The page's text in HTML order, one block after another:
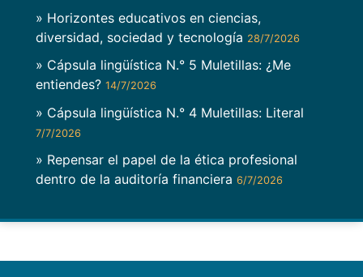
» Horizontes educativos en ciencias,
diversidad, sociedad y tecnología 28/7/2026
» Cápsula lingüística N.° 5 Muletillas: ¿Me
entiendes? 14/7/2026
» Cápsula lingüística N.° 4 Muletillas: Literal
7/7/2026
» Repensar el papel de la ética profesional
dentro de la auditoría financiera 6/7/2026